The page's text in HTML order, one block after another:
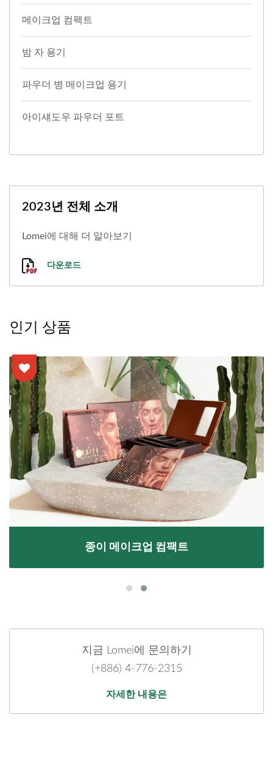
메이크업 컴팩트
밤 자 용기
파우더 병 메이크업 용기
아이섀도우 파우더 포트
2023년 전체 소개
Lomei에 대해 더 알아보기
다운로드
인기 상품
종이 메이크업 컴팩트
지금 Lomei에 문의하기
(+886) 4-776-2315
자세한 내용은